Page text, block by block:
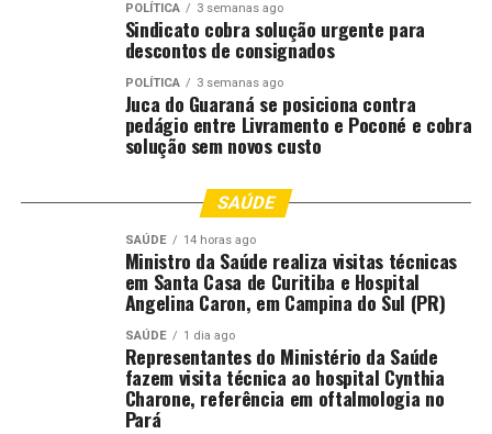
“O trabalho contínuo das equipes de policiamento
tático e ostensivo tem sido fundamental para
desarticular organizações criminosas e reduzir a
circulação de entorpecentes”, enfatizou o subchefe do
Estado-Maior, coronel Anderson Luiz do Prado.
A sociedade pode contribuir com as ações da Polícia
Militar de qualquer cidade do Estado, sem precisar se
identificar, por meio do 190 ou 0800.065.3939.
Governo MT – MT
Comentários
POLÍTICA 3 semanas ago
Sindicato cobra solução urgente para
descontos de consignados
POLÍTICA 3 semanas ago
Juca do Guaraná se posiciona contra
pedágio entre Livramento e Poconé e cobra
solução sem novos custo
SAÚDE
SAÚDE 14 horas ago
Ministro da Saúde realiza visitas técnicas
em Santa Casa de Curitiba e Hospital
Angelina Caron, em Campina do Sul (PR)
SAÚDE 1 dia ago
Representantes do Ministério da Saúde
fazem visita técnica ao hospital Cynthia
Charone, referência em oftalmologia no
Pará